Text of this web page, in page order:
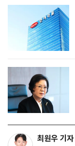
최원우 기자